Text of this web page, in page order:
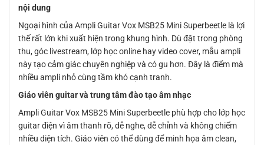
nội dung
Ngoại hình của Ampli Guitar Vox MSB25 Mini Superbeetle là lợi
thế rất lớn khi xuất hiện trong khung hình. Dù đặt trong phòng
thu, góc livestream, lớp học online hay video cover, mẫu ampli
này tạo cảm giác chuyên nghiệp và có gu hơn. Đây là điểm mà
nhiều ampli nhỏ cùng tầm khó cạnh tranh.
Giáo viên guitar và trung tâm đào tạo âm nhạc
Ampli Guitar Vox MSB25 Mini Superbeetle phù hợp cho lớp học
guitar điện vì âm thanh rõ, dễ nghe, dễ chỉnh và không chiếm
nhiều diện tích. Giáo viên có thể dùng để minh họa âm clean,